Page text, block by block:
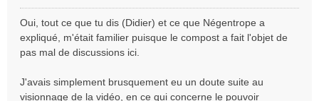
s
s
a
e
Oui, tout ce que tu dis (Didier) et ce que Négentrope a
expliqué, m'était familier puisque le compost a fait l'objet de
pas mal de discussions ici.
J'avais simplement brusquement eu un doute suite au
visionnage de la vidéo, en ce qui concerne le pouvoir